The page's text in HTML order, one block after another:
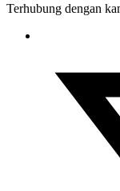
Terhubung dengan